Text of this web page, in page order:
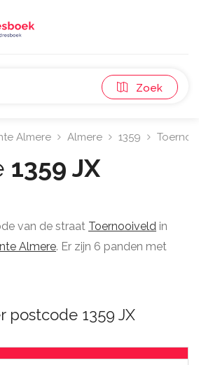
Zoek
Almere Almere 1359
1359 JX
van de straat Toernooiveld in
Almere. Er zijn 6 panden met
postcode 1359 JX